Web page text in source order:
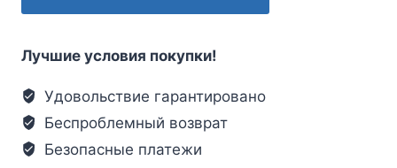
Лучшие условия покупки!
Удовольствие гарантировано
Беспроблемный возврат
Безопасные платежи